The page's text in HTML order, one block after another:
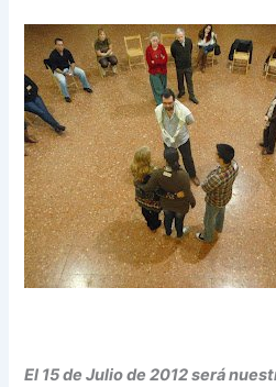
El 15 de Julio de 2012 será